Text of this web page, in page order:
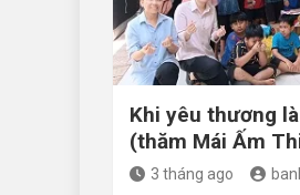
Khi yêu thương
(thăm Mái Ấm
3 tháng ago